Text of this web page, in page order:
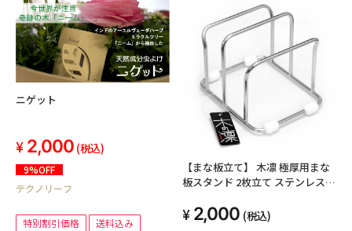
ニゲット
2,000 (税込)
9%OFF
テクノリーフ
特別割引価格 送料込み
【まな板立て】 木凛 極厚用まな
板スタンド 2枚立て ステンレス製
SUS304 日本製
2,000 (税込)